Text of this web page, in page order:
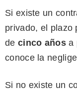
Si existe un
privado, el plazo
de cinco añosa
conoce la
Si no existe un